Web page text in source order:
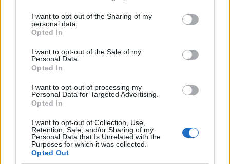
I want to opt-out of the Sharing of my
personal data.
Opted In
I want to opt-out of the Sale of my
Personal Data.
Opted In
I want to opt-out of processing my
Personal Data for Targeted Advertising.
Opted In
I want to opt-out of Collection, Use,
Retention, Sale, and/or Sharing of my
Personal Data that Is Unrelated with the
Purposes for which it was collected.
Opted Out
ΚΑΤΑΓΓΕΛΙΑ
ΠΟΕΔΗΝ: Οκτώ καταγγελίες για
βιασμό τουριστριών στη Ζάκυνθο από